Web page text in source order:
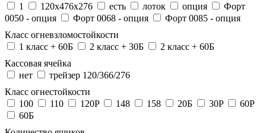
1
120х476х276 есть лоток опция
Форт
0050 - опция
Форт 0068 - опция
Форт 0085 - опция
Класс огневзломостойкости
1 класс + 60Б
2 класс + 30Б
2 класс + 60Б
Кассовая ячейка
нет
трейзер 120/366/276
Класс огнестойкости
100
110 120P 148 158 20Б 30P
60P
60Б